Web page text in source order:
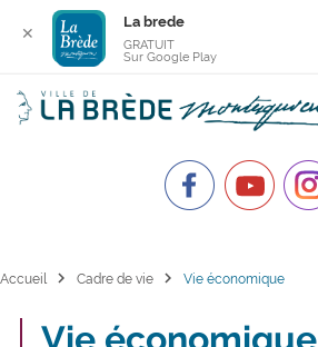
Accueil chevron_right Cadre de vie chevron_right Vie économique
Vie économique
✕
La brede
GRATUIT
Sur Google Play